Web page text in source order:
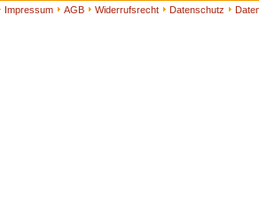
Impressum AGB Widerrufsrecht Datenschutz